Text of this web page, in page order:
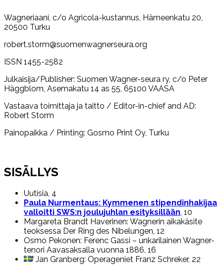
Wagneriaani, c/o Agricola-kustannus, Hämeenkatu 20,
20500 Turku
robert.storm@suomenwagnerseura.org
ISSN 1455-2582
Julkaisija/Publisher: Suomen Wagner-seura ry, c/o Peter
Häggblom, Asemakatu 14 as 55, 65100 VAASA
Vastaava toimittaja ja taitto / Editor-in-chief and AD:
Robert Storm
Painopaikka / Printing: Gosmo Print Oy, Turku
SISÄLLYS
Uutisia, 4
Paula Nurmentaus: Kymmenen stipendinhakijaa
valloitti SWS:n joulujuhlan esityksillään, 10
Margareta Brandt Haverinen: Wagnerin aikakäsite
teoksessa Der Ring des Nibelungen, 12
Osmo Pekonen: Ferenc Gassi – unkarilainen Wagner-
tenori Aavasaksalla vuonna 1886, 16
Jan Granberg: Operageniet Franz Schreker, 22